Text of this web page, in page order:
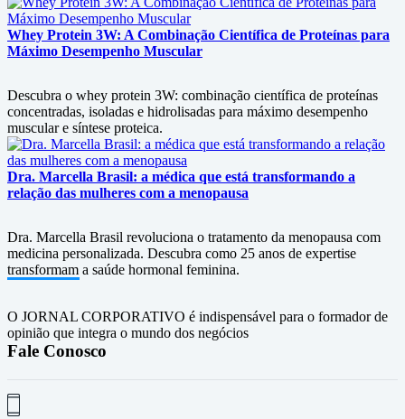
Whey Protein 3W: A Combinação Científica de Proteínas para
Máximo Desempenho Muscular
Descubra o whey protein 3W: combinação científica de proteínas
concentradas, isoladas e hidrolisadas para máximo desempenho
muscular e síntese proteica.
Dra. Marcella Brasil: a médica que está transformando a
relação das mulheres com a menopausa
Dra. Marcella Brasil revoluciona o tratamento da menopausa com
medicina personalizada. Descubra como 25 anos de expertise
transformam a saúde hormonal feminina.
O JORNAL CORPORATIVO é indispensável para o formador de
opinião que integra o mundo dos negócios
Fale Conosco